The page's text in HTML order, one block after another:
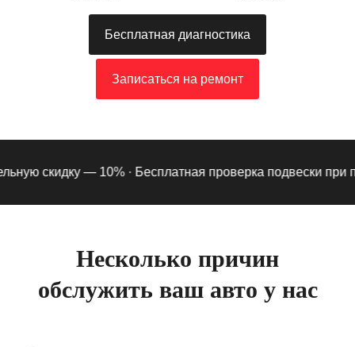
Бесплатная диагностика
Записаться на ремонт
скидку — 10% ·Бесплатная проверка подвески при
Несколько причин
обслужить ваш авто у нас